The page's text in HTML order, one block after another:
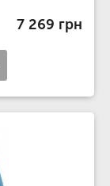
7 269 грн